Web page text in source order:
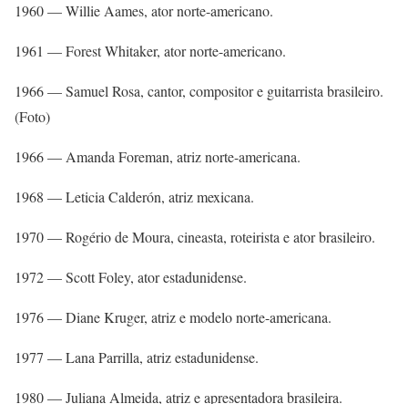
1960 — Willie Aames, ator norte-americano.
1961 — Forest Whitaker, ator norte-americano.
1966 — Samuel Rosa, cantor, compositor e guitarrista brasileiro.
(Foto)
1966 — Amanda Foreman, atriz norte-americana.
1968 — Leticia Calderón, atriz mexicana.
1970 — Rogério de Moura, cineasta, roteirista e ator brasileiro.
1972 — Scott Foley, ator estadunidense.
1976 — Diane Kruger, atriz e modelo norte-americana.
1977 — Lana Parrilla, atriz estadunidense.
1980 — Juliana Almeida, atriz e apresentadora brasileira.